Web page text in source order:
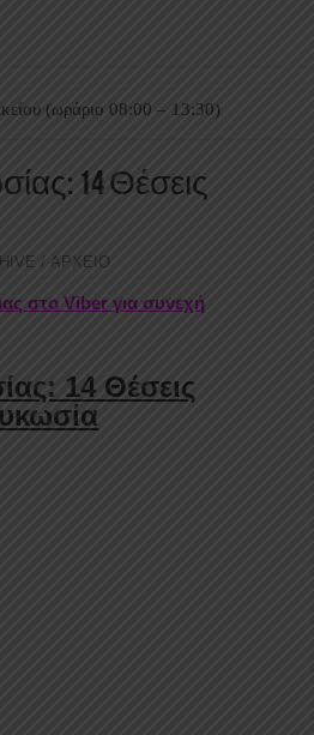
14 Θέσεις
/ ΑΡΧΕΙΟ
στο Viber για συνεχή
14 Θέσεις